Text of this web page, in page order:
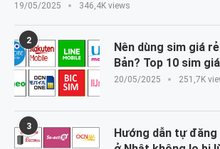
19/05/2025 346,4K views
2
Nên dùng sim giá
Bản? Top 10 sim
20/05/2025 251,7K
3
Hướng dẫn tự